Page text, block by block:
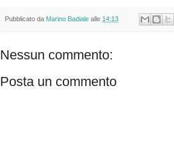
Pubblicato da Marino Badiale alle 14:13
Nessun commento:
Posta un commento